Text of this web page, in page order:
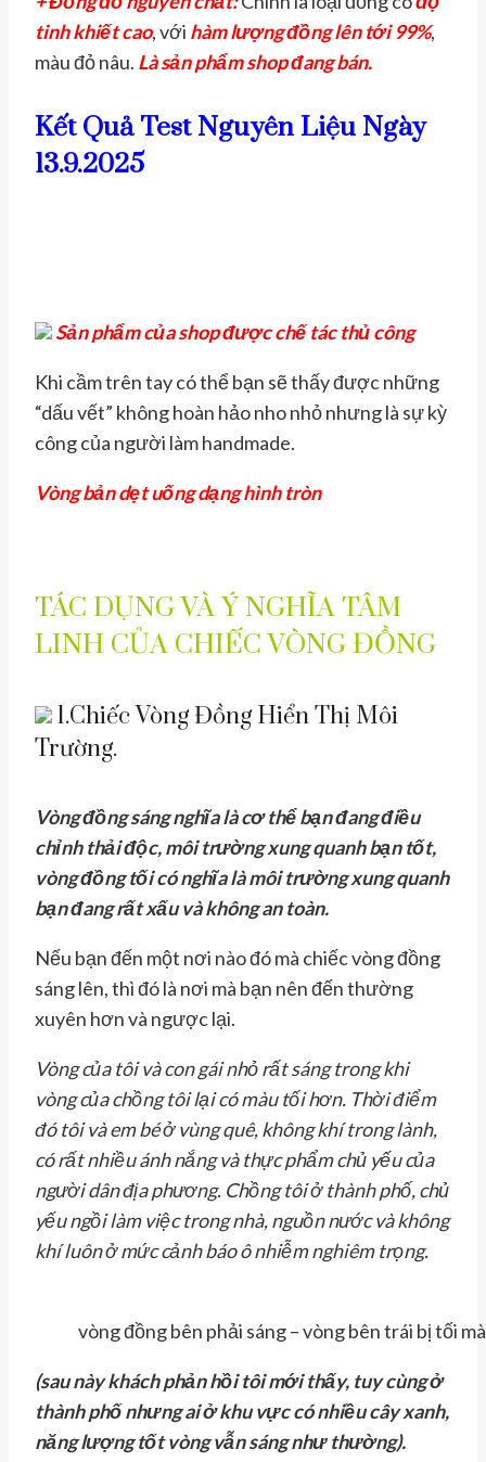
tinh khiết cao, với hàm lượng đồng lên tới 99%,
màu đỏ nâu. Là sản phẩm shop đang bán.
Kết Quả Test Nguyên Liệu Ngày
13.9.2025
Sản phẩm của shop được chế tác thủ công
Khi cầm trên tay có thể bạn sẽ thấy được những
“dấu vết” không hoàn hảo nho nhỏ nhưng là sự kỳ
công của người làm handmade.
Vòng bản dẹt uống dạng hình tròn
TÁC DỤNG VÀ Ý NGHĨA TÂM
LINH CỦA CHIẾC VÒNG ĐỒNG
1.Chiếc Vòng Đồng Hiển Thị Môi
Trường.
Vòng đồng sáng nghĩa là cơ thể bạn đang điều
chỉnh thải độc, môi trường xung quanh bạn tốt,
vòng đồng tối có nghĩa là môi trường xung quanh
bạn đang rất xấu và không an toàn.
Nếu bạn đến một nơi nào đó mà chiếc vòng đồng
sáng lên, thì đó là nơi mà bạn nên đến thường
xuyên hơn và ngược lại.
Vòng của tôi và con gái nhỏ rất sáng trong khi
vòng của chồng tôi lại có màu tối hơn. Thời điểm
đó tôi và em bé ở vùng quê, không khí trong lành,
có rất nhiều ánh nắng và thực phẩm chủ yếu của
người dân địa phương. Chồng tôi ở thành phố, chủ
yếu ngồi làm việc trong nhà, nguồn nước và không
khí luôn ở mức cảnh báo ô nhiễm nghiêm trọng.
vòng đồng bên phải sáng – vòng bên trái bị tối
(sau này khách phản hồi tôi mới thấy, tuy cùng ở
thành phố nhưng ai ở khu vực có nhiều cây xanh,
năng lượng tốt vòng vẫn sáng như thường).